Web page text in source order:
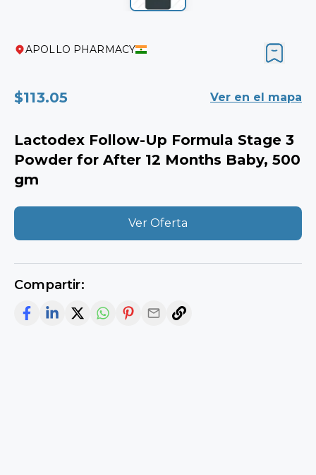
APOLLO PHARMACY
$113.05 Ver en el mapa
Lactodex Follow-Up Formula Stage 3
Powder for After 12 Months Baby, 500
gm
Ver Oferta
Compartir: